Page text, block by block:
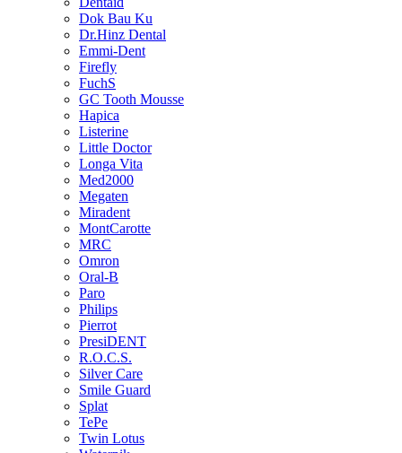
Dok Bau Ku
Dr.Hinz Dental
Emmi-Dent
Firefly
FuchS
GC Tooth Mousse
Hapica
Listerine
Little Doctor
Longa Vita
Med2000
Megaten
Miradent
MontCarotte
MRC
Omron
Oral-B
Paro
Philips
Pierrot
PresiDENT
R.O.C.S.
Silver Care
Smile Guard
Splat
TePe
Twin Lotus